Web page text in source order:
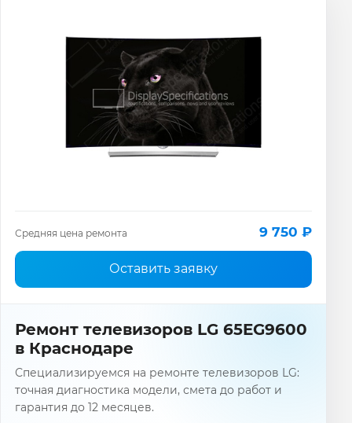
Средняя цена ремонта 9 750 ₽
Оставить заявку
Ремонт телевизоров LG 65EG9600
в Краснодаре
Специализируемся на ремонте телевизоров LG:
точная диагностика модели, смета до работ и
гарантия до 12 месяцев.